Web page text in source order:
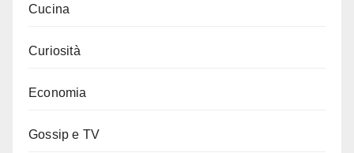
Cucina
Curiosità
Economia
Gossip e TV